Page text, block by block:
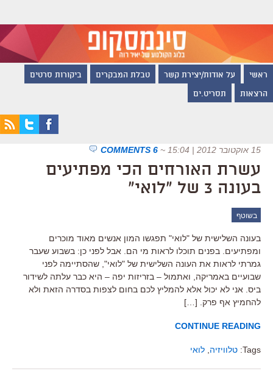
ראשי על אודות/יצירת קשר טבלת המבקרים ביקורות סרטים
הרצאות תסריט.ים
15 אוקטובר 2012 | 15:04 ~
6 COMMENTS
עשרת האורחים הכי מפתיעים
בעונה 3 של "לואי"
בשוטף
בעונה השלישית של "לואי" תפגשו המון אנשים מאוד מוכרים
ומפתיעים. בפנים תוכלו לראות מי הם. אבל לפני כן: בשבוע שעבר
גמרתי לראות את העונה השלישית של "לואי", שהסתיימה לפני
שבועיים באמריקה, ואתמול – בזריזות יפה – היא כבר עלתה לשידור
ביס. אני לא יכול אלא להמליץ לכם בחום לצפות בסדרה הזאת ולא
להחמיץ אף פרק. […]
CONTINUE READING
Tags: טלוויזיה לואי